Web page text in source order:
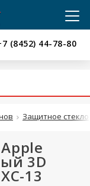
(8452) 44-78-80
Защитное стекло
3D
13